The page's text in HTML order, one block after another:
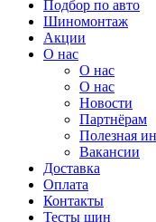
Подбор по авто
Шиномонтаж
Акции
О нас
О нас
О нас
Новости
Партнёрам
Полезная
Вакансии
Доставка
Оплата
Контакты
Тесты шин